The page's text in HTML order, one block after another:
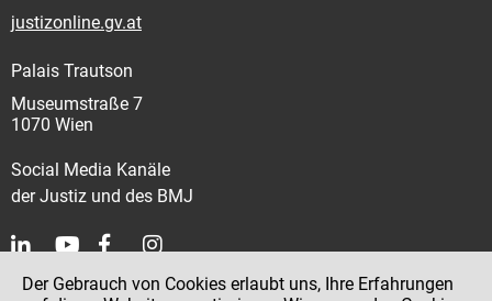
justizonline.gv.at
Palais Trautson
Museumstraße 7
1070 Wien
Social Media Kanäle
der Justiz und des BMJ
Kontakt
Der Gebrauch von Cookies erlaubt uns, Ihre Erfahrungen